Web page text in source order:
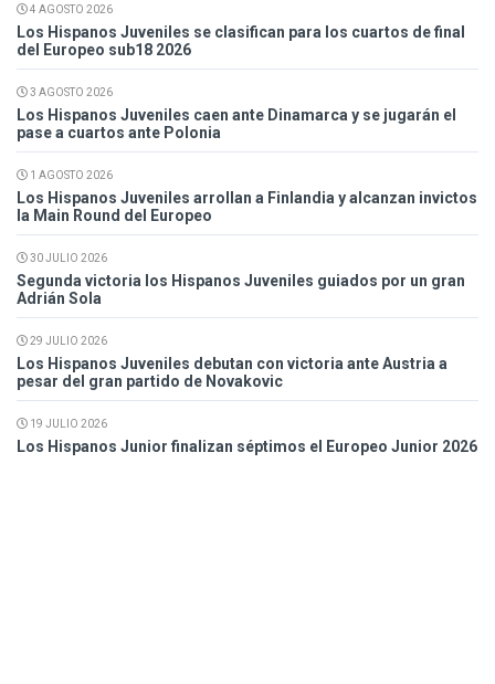
4 AGOSTO 2026
Los Hispanos Juveniles se clasifican para los cuartos de final
del Europeo sub18 2026
3 AGOSTO 2026
Los Hispanos Juveniles caen ante Dinamarca y se jugarán el
pase a cuartos ante Polonia
1 AGOSTO 2026
Los Hispanos Juveniles arrollan a Finlandia y alcanzan invictos
la Main Round del Europeo
30 JULIO 2026
Segunda victoria los Hispanos Juveniles guiados por un gran
Adrián Sola
29 JULIO 2026
Los Hispanos Juveniles debutan con victoria ante Austria a
pesar del gran partido de Novakovic
19 JULIO 2026
Los Hispanos Junior finalizan séptimos el Europeo Junior 2026